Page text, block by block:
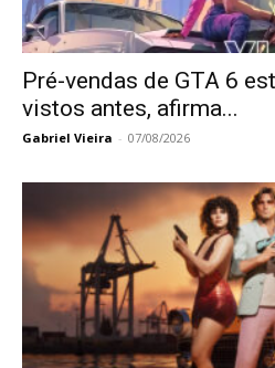
Pré-vendas de GTA 6
vistos antes, afirma...
Gabriel Vieira - 07/08/2026